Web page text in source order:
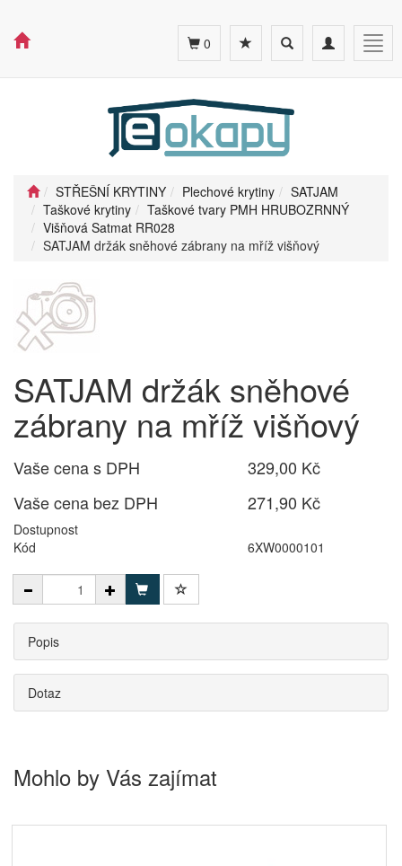
Toggle
navigation
Toggle
search
0
STŘEŠNÍ KRYTINY Plechové krytiny
SATJAM
Taškové krytiny
Taškové tvary PMH HRUBOZRNNÝ
Višňová Satmat RR028
SATJAM držák sněhové zábrany na mříž višňový
SATJAM držák sněhové
zábrany na mříž višňový
Vaše cena s DPH
329,00 Kč
Vaše cena bez DPH
271,90 Kč
Dostupnost
Kód
6XW0000101
Popis
Dotaz
Mohlo by Vás zajímat